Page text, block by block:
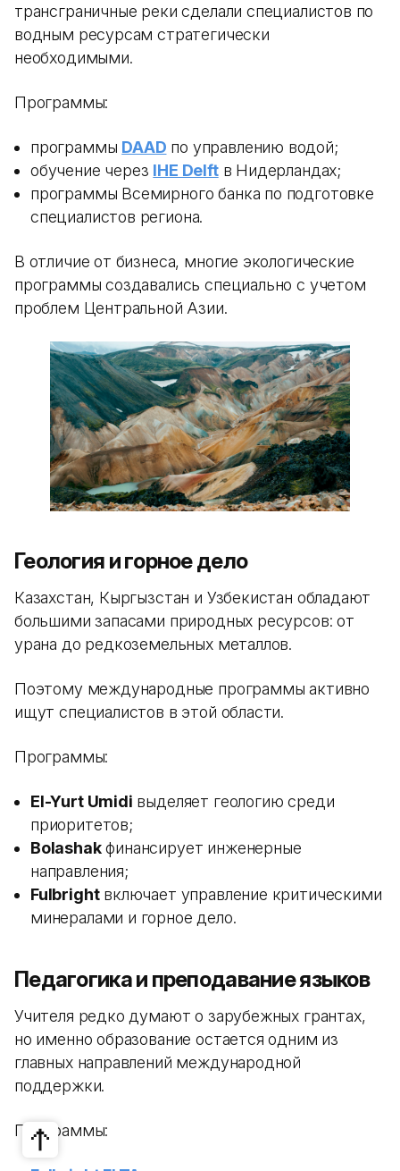
трансграничные реки сделали специалистов по
водным ресурсам стратегически
необходимыми.
Программы:
программы DAAD по управлению водой;
обучение через IHE Delftв Нидерландах;
программы Всемирного банка по подготовке
специалистов региона.
В отличие от бизнеса, многие экологические
программы создавались специально с учетом
проблем Центральной Азии.
Геология и горное дело
Казахстан, Кыргызстан и Узбекистан обладают
большими запасами природных ресурсов: от
урана до редкоземельных металлов.
Поэтому международные программы активно
ищут специалистов в этой области.
Программы:
El-Yurt Umidi выделяет геологию среди
приоритетов;
Bolashakфинансирует инженерные
направления;
Fulbrightвключает управление критическими
минералами и горное дело.
Педагогика и преподавание языков
Учителя редко думают о зарубежных грантах,
но именно образование остается одним из
главных направлений международной
поддержки.
Программы: